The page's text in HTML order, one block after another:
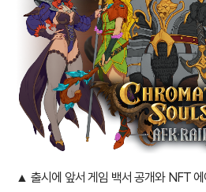
▲ 출시에 앞서 게임 백서 공개와 NFT 에